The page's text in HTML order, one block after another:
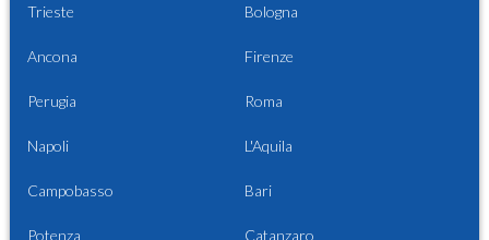
Trieste Bologna
Ancona Firenze
Perugia Roma
Napoli L'Aquila
Campobasso Bari
Potenza Catanzaro